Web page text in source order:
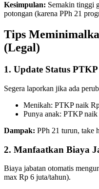
Kesimpulan: Semakin tinggi
potongan (karena PPh 21
Tips
(Legal)
1. Update Status PTKP
Segera laporkan jika ada
Menikah: PTKP naik
Punya anak: PTKP
Dampak: PPh 21 turun, take
2. Manfaatkan Biaya
Biaya jabatan otomatis
max Rp 6 juta/tahun).